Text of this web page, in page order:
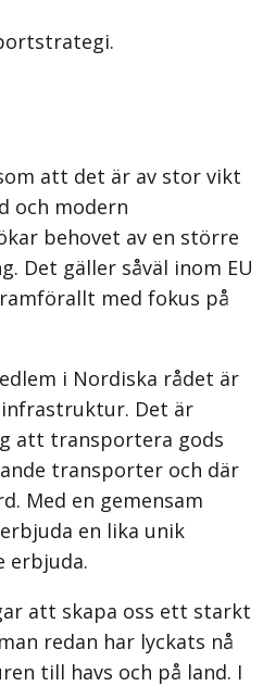
att det är av stor vikt
och modern
behovet av en större
Det gäller såväl inom EU
med fokus på
i Nordiska rådet är
infrastruktur. Det är
att transportera gods
transporter och där
Med en gemensam
en lika unik
erbjuda.
att skapa oss ett starkt
redan har lyckats nå
till havs och på land. I